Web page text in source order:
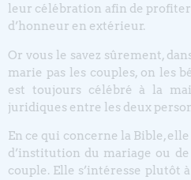
leur célébration afin de profiter
d’honneur en extérieur.
Or vous le savez sûrement,
marie pas les couples, on les
est toujours célébré à la
juridiques entre les deux
En ce qui concerne la Bible,
d’institution du mariage ou
couple. Elle s’intéresse plutôt